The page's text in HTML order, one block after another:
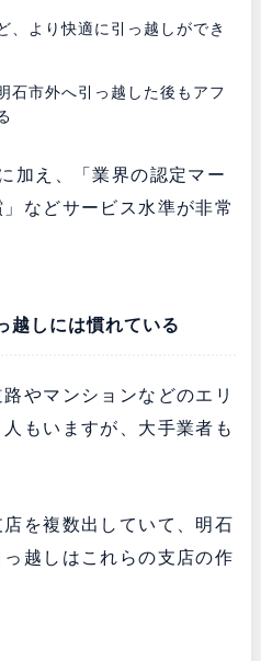
、より快適に引っ越しができ
石市外へ引っ越した後もアフ
加え、「業界の認定マー
などサービス水準が非常
越しには慣れている
やマンションなどのエリ
もいますが、大手業者も
を複数出していて、明石
越しはこれらの支店の作